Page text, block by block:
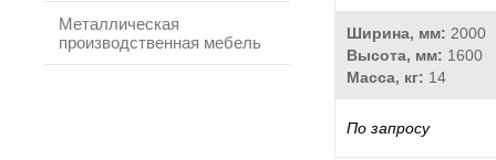
Металлическая
производственная мебель
Ширина, мм: 2000
Высота, мм: 1600
Масса, кг: 14
По запросу